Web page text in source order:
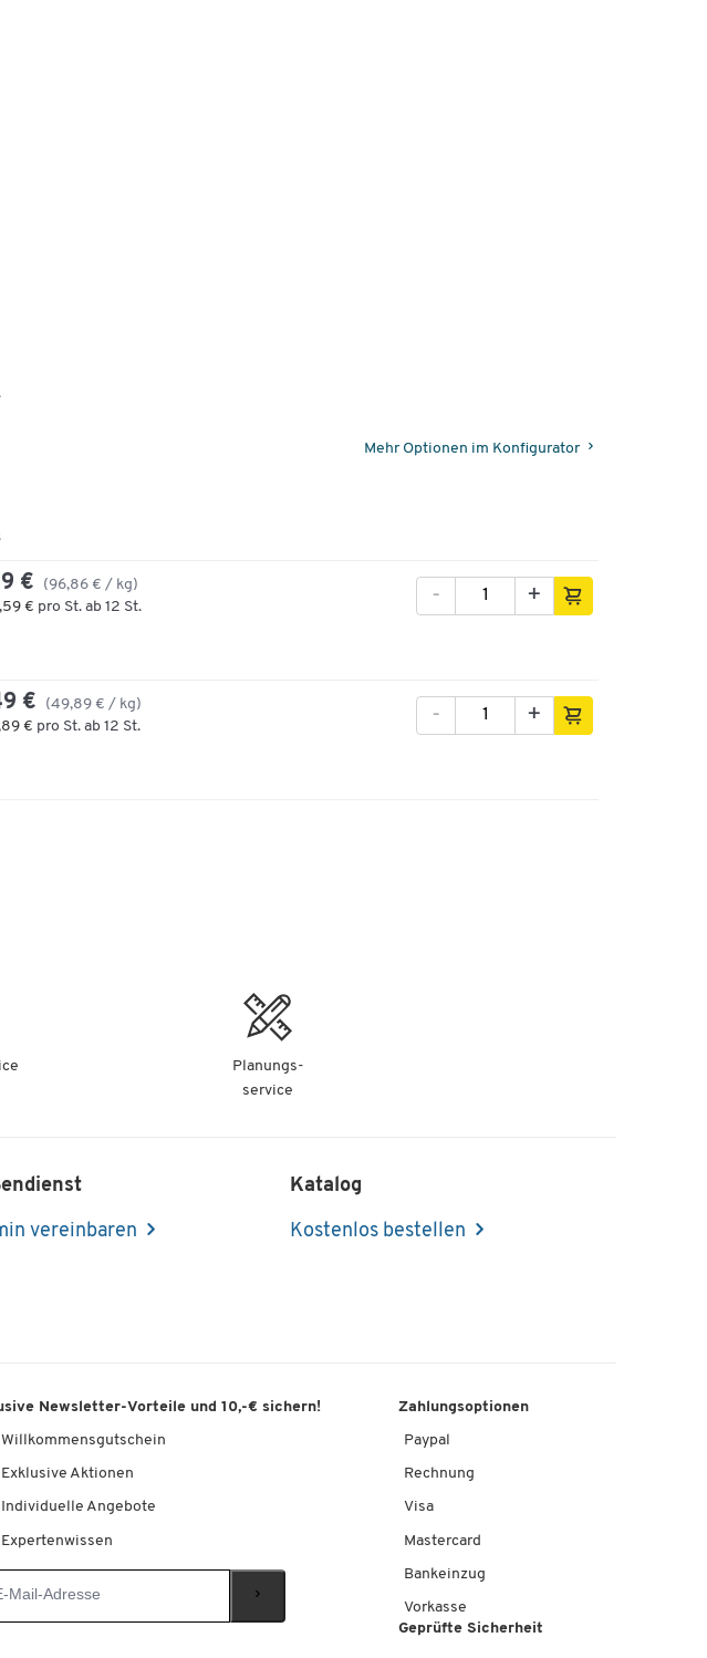
Mehr Optionen im Konfigurator
€
(96,86 € / kg)
€ pro St. ab 12 St.
+
-
€
(49,89 € / kg)
€ pro St. ab 12 St.
+
-
Planungs-
service
vereinbaren
Katalog
Kostenlos bestellen
Newsletter-Vorteile und 10,-€ sichern!
Willkommensgutschein
Exklusive Aktionen
Individuelle Angebote
Expertenwissen
Zahlungsoptionen
Paypal
Rechnung
Visa
Mastercard
Bankeinzug
Vorkasse
Geprüfte Sicherheit